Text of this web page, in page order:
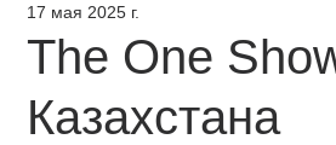
The One
Казахстана
17 мая 2025 г.